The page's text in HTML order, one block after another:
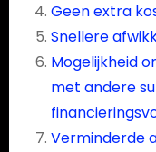
Geen extra
Snellere
Mogelijkheid
met andere
Verminderde